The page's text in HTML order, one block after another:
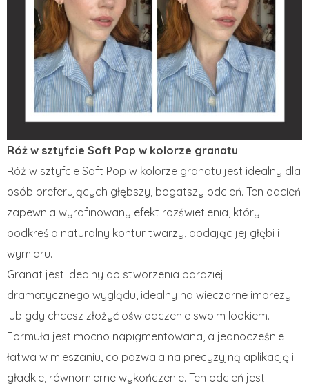
Róż w sztyfcie Soft Pop w kolorze granatu
Róż w sztyfcie Soft Pop w kolorze granatu jest idealny dla
osób preferujących głębszy, bogatszy odcień. Ten odcień
zapewnia wyrafinowany efekt rozświetlenia, który
podkreśla naturalny kontur twarzy, dodając jej głębi i
wymiaru.
Granat jest idealny do stworzenia bardziej
dramatycznego wyglądu, idealny na wieczorne imprezy
lub gdy chcesz złożyć oświadczenie swoim lookiem.
Formuła jest mocno napigmentowana, a jednocześnie
łatwa w mieszaniu, co pozwala na precyzyjną aplikację i
gładkie, równomierne wykończenie. Ten odcień jest